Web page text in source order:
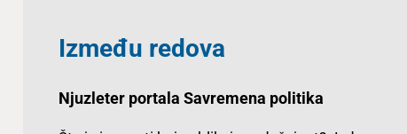
Između redova
Njuzleter portala Savremena politika